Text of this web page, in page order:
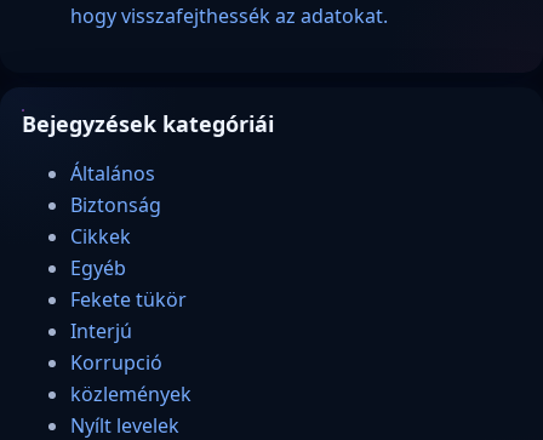
hogy visszafejthessék az adatokat.
Bejegyzések kategóriái
Általános
Biztonság
Cikkek
Egyéb
Fekete tükör
Interjú
Korrupció
közlemények
Nyílt levelek